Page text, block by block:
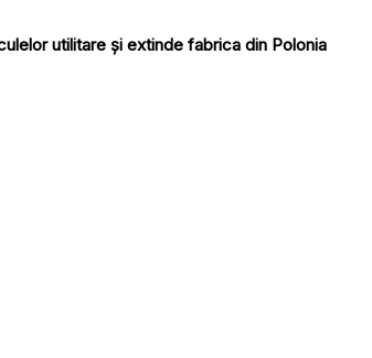
utilitare și extinde fabrica din Polonia